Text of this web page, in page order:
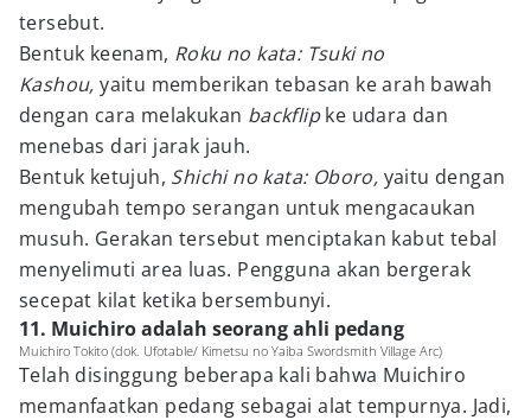
tersebut.
Bentuk keenam, Roku no kata: Tsuki no
Kashou,yaitu memberikan tebasan ke arah bawah
dengan cara melakukan backflipke udara dan
menebas dari jarak jauh.
Bentuk ketujuh, Shichi no kata: Oboro, yaitu dengan
mengubah tempo serangan untuk mengacaukan
musuh. Gerakan tersebut menciptakan kabut tebal
menyelimuti area luas. Pengguna akan bergerak
secepat kilat ketika bersembunyi.
11. Muichiro adalah seorang ahli pedang
Muichiro Tokito (dok. Ufotable/ Kimetsu no Yaiba Swordsmith Village Arc)
Telah disinggung beberapa kali bahwa Muichiro
memanfaatkan pedang sebagai alat tempurnya. Jadi,